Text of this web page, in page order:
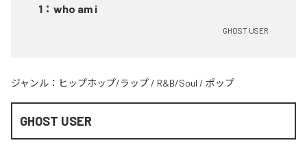
1 ： who am i
GHOST USER
ジャンル： ヒップホップ/ラップ / R&B/Soul / ポップ
GHOST USER